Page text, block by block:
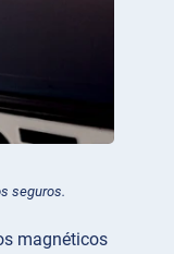
seguros.
magnéticos